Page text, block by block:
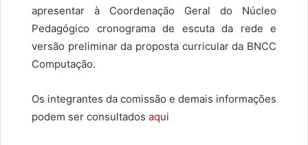
apresentar à Coordenação Geral do Núcleo
Pedagógico cronograma de escuta da rede e
versão preliminar da proposta curricular da BNCC
Computação.
Os integrantes da comissão e demais informações
podem ser consultados aqui